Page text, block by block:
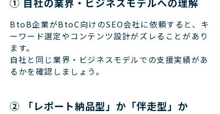
BtoB企業がBtoC向けのSEO会社に依頼すると、キ
ーワード選定やコンテンツ設計がズレることがあり
ます。
自社と同じ業界・ビジネスモデルでの支援実績があ
るかを確認しましょう。
② 「レポート納品型」か「伴走型」か